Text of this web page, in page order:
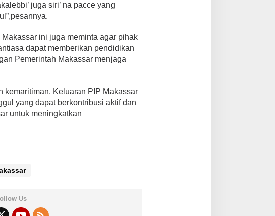
juga siri’ na pacce yang
ini juga meminta agar pihak
dapat memberikan pendidikan
Pemerintah Makassar menjaga
kemaritiman. Keluaran PIP Makassar
yang dapat berkontribusi aktif dan
untuk meningkatkan
Us